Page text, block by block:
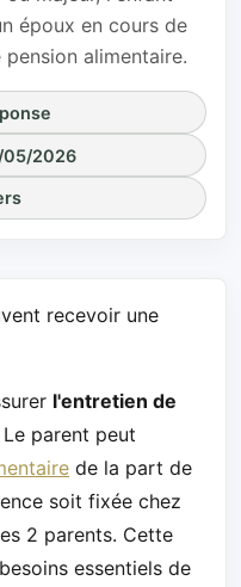
époux en cours de
alimentaire.
05/2026
recevoir une
l'entretien de
parent peut
de la part de
soit fixée chez
2 parents. Cette
essentiels de